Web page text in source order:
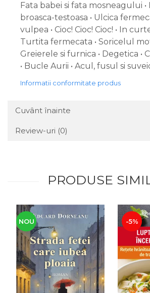
Fata babei si fata mosneagului •
broasca-testoasa • Ulcica
vulpea • Cioc! Cioc! Cioc! • In
Turtita fermecata • Soricelul
Greierele si furnica • Degetica •
• Bucle Aurii • Acul, fusul si
Informatii conformitate produs
Cuvânt înainte
Review-uri (0)
PRODUSE
NOU -5%